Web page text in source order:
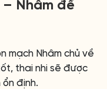
Nhâm để
mạch Nhâm chủ về
thai nhi sẽ được
định.